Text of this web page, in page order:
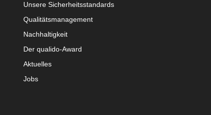
Unsere Sicherheitsstandards
Qualitätsmanagement
Nachhaltigkeit
Der qualido-Award
Aktuelles
Jobs